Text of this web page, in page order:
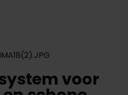
voor